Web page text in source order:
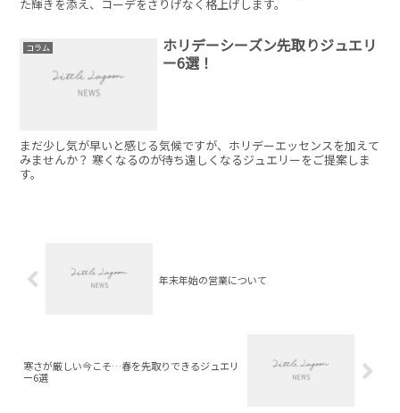
た輝きを添え、コーデをさりげなく格上げします。
コラム
ホリデーシーズン先取りジュエリ
ー6選！
まだ少し気が早いと感じる気候ですが、ホリデーエッセンスを加えて
みませんか？ 寒くなるのが待ち遠しくなるジュエリーをご提案しま
す。
年末年始の営業について
寒さが厳しい今こそ…春を先取りできるジュエリ
ー6選